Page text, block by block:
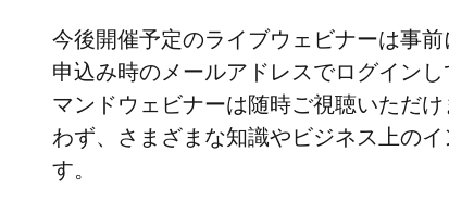
今後開催予定のライブウェビナーは事
申込み時のメールアドレスでログイン
マンドウェビナーは随時ご視聴いただ
わず、さまざまな知識やビジネス上の
す。